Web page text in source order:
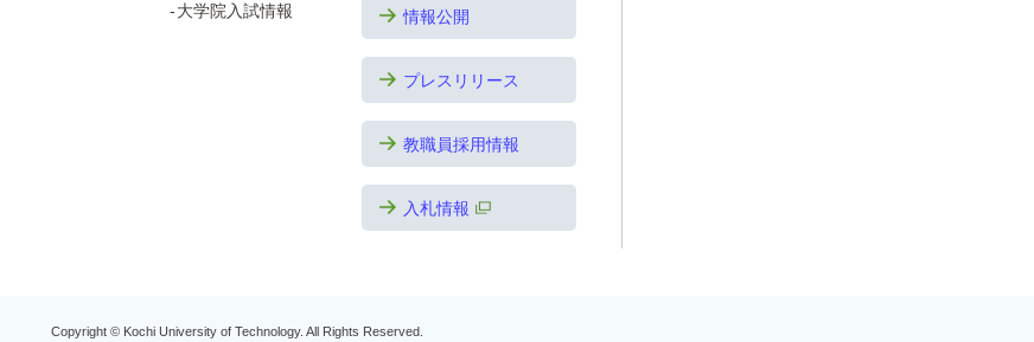
大学院 入試情報 情報公開
プレスリリース
教職員採用情報
入札情報
Copyright © Kochi University of Technology. All Rights Reserved.